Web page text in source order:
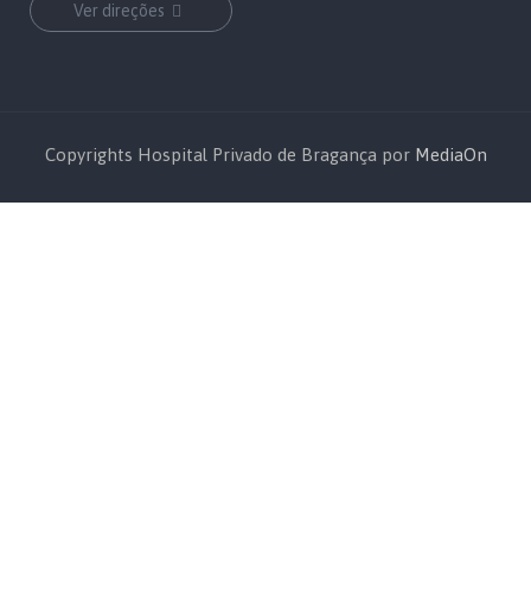
Ver direções
Copyrights Hospital Privado de Bragança por MediaOn